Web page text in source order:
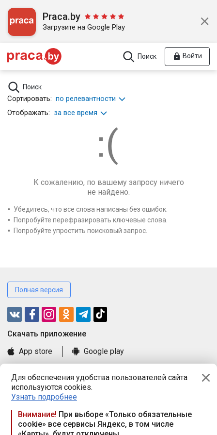
Для обеспечения удобства пользователей сайта
используются cookies.
Узнать подробнее
Внимание! При выборе «Только обязательные
cookie» все сервисы Яндекс, в том числе
Praca.by
Загрузите на Google Play
Поиск Войти
Поиск
Сортировать: по релевантности
Отображать: за все время
К сожалению, по вашему запросу ничего
не найдено.
Убедитесь, что все слова написаны без ошибок.
Попробуйте перефразировать ключевые слова.
Попробуйте упростить поисковый запрос.
Полная версия
Cкачать приложение
App store
Google play
Книга замечаний и предложений
Правила и документы
Praca.by © 2000—2026, ООО «ПРАЦА БАЙ»
Республика Беларусь, 220114, г. Минск, пр-т Независимости
117а, пом. № 9.